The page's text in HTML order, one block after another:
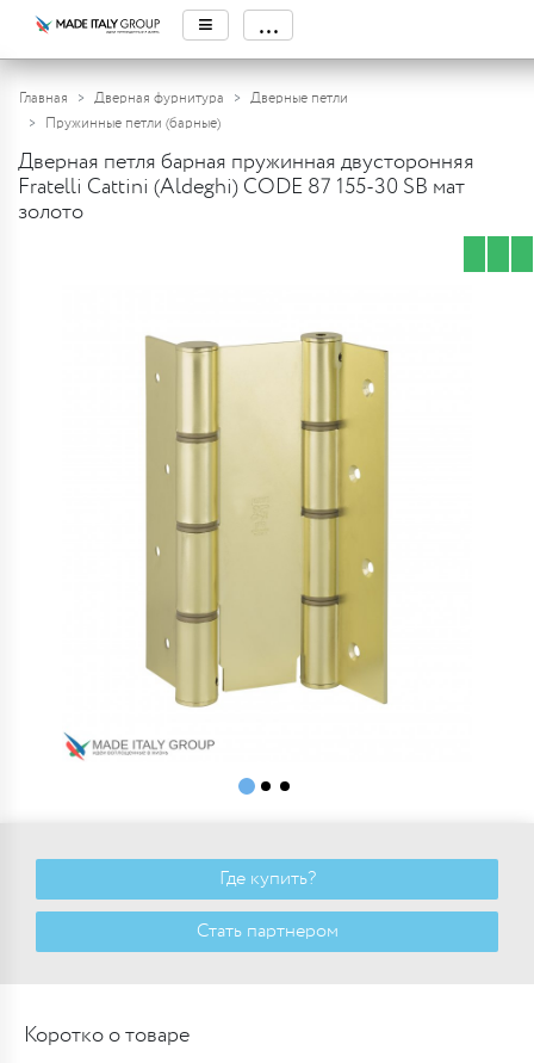
≡ ...
Главная Дверная фурнитура
Дверные петли
Пружинные петли (барные)
Дверная петля барная пружинная двусторонняя
Fratelli Cattini (Aldeghi) CODE 87 155-30 SB мат
золото
Где купить?
Стать партнером
Коротко о товаре